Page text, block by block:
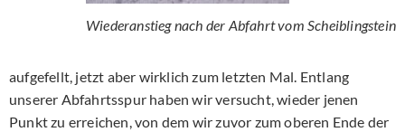
Wiederanstieg nach der Abfahrt vom Scheiblingstein
aufgefellt, jetzt aber wirklich zum letzten Mal. Entlang
unserer Abfahrtsspur haben wir versucht, wieder jenen
Punkt zu erreichen, von dem wir zuvor zum oberen Ende der